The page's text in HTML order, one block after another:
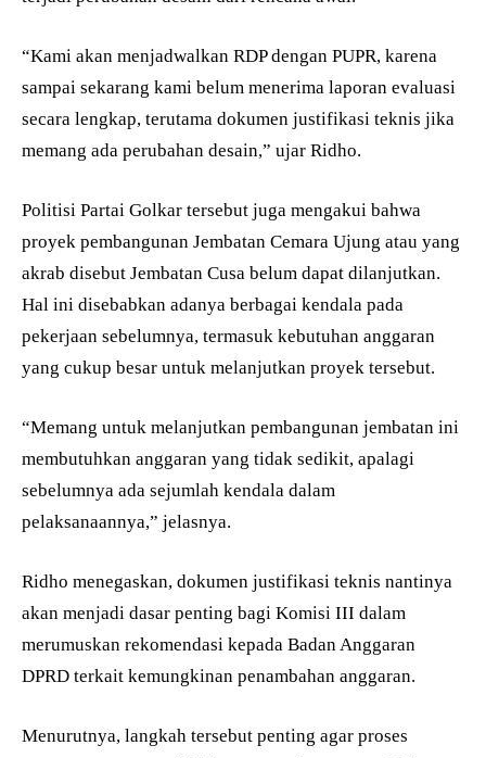
“Kami akan menjadwalkan RDP dengan PUPR, karena
sampai sekarang kami belum menerima laporan evaluasi
secara lengkap, terutama dokumen justifikasi teknis jika
memang ada perubahan desain,” ujar Ridho.
Politisi Partai Golkar tersebut juga mengakui bahwa
proyek pembangunan Jembatan Cemara Ujung atau yang
akrab disebut Jembatan Cusa belum dapat dilanjutkan.
Hal ini disebabkan adanya berbagai kendala pada
pekerjaan sebelumnya, termasuk kebutuhan anggaran
yang cukup besar untuk melanjutkan proyek tersebut.
“Memang untuk melanjutkan pembangunan jembatan ini
membutuhkan anggaran yang tidak sedikit, apalagi
sebelumnya ada sejumlah kendala dalam
pelaksanaannya,” jelasnya.
Ridho menegaskan, dokumen justifikasi teknis nantinya
akan menjadi dasar penting bagi Komisi III dalam
merumuskan rekomendasi kepada Badan Anggaran
DPRD terkait kemungkinan penambahan anggaran.
Menurutnya, langkah tersebut penting agar proses